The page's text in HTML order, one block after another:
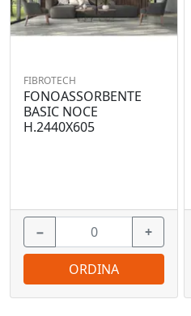
FIBROTECH
FONOASSORBENTE
BASIC NOCE
H.2440X605
− +
ORDINA